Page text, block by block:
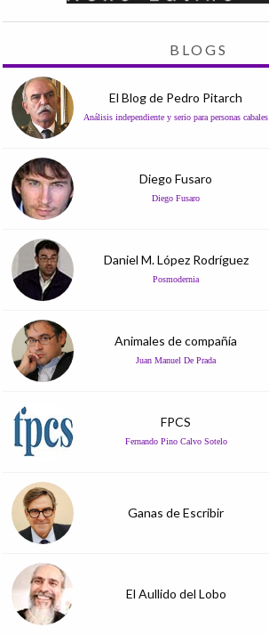
BLOGS
El Blog de Pedro Pitarch
Análisis independiente y serio para personas cabales
Diego Fusaro
Diego Fusaro
Daniel M. López Rodríguez
Posmodernia
Animales de compañía
Juan Manuel De Prada
FPCS
Fernando Pino Calvo Sotelo
Ganas de Escribir
El Aullido del Lobo